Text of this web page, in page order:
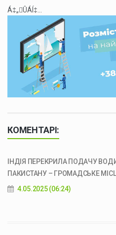
Á‡„ÛÁÍ‡...
КОМЕНТАРІ:
ІНДІЯ ПЕРЕКРИЛА ПОДАЧУ
ПАКИСТАНУ – ГРОМАДСЬКЕ
4.05.2025 (06:24)